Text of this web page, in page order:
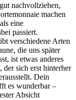
nachvollziehen,
machen
eine
passiert.
verschiedene Arten
die uns später
ist etwas anderes
sich erst hinterher
Dein
es wunderbar –
Absicht